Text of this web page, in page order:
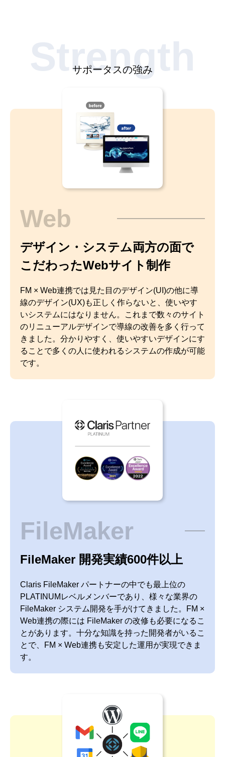
サポータスの強み
Strength
Web
デザイン・システム両方の面で
こだわったWebサイト制作
FM × Web連携では見た目のデザイン(UI)の他に導
線のデザイン(UX)も正しく作らないと、使いやす
いシステムにはなりません。これまで数々のサイト
のリニューアルデザインで導線の改善を多く行って
きました。分かりやすく、使いやすいデザインにす
ることで多くの人に使われるシステムの作成が可能
です。
FileMaker
FileMaker 開発実績600件以上
Claris FileMaker パートナーの中でも最上位の
PLATINUMレベルメンバーであり、様々な業界の
FileMaker システム開発を手がけてきました。FM ×
Web連携の際には FileMaker の改修も必要になるこ
とがあります。十分な知識を持った開発者がいるこ
とで、FM × Web連携も安定した運用が実現できま
す。